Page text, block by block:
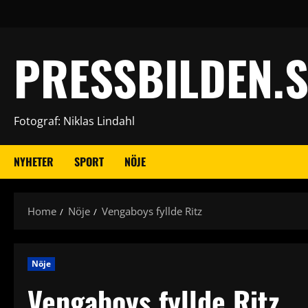
Fotograf: Niklas Lindahl
NYHETER SPORT NÖJE
Home Nöje Vengaboys fyllde Ritz
Nöje